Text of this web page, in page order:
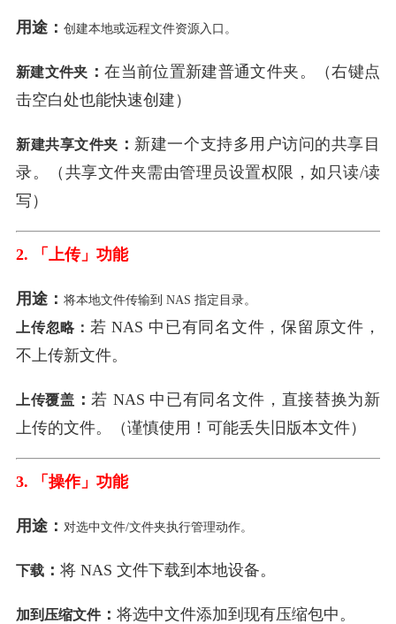
用途： 创建本地或远程文件资源入口。
新建文件夹 ：在当前位置新建普通文件夹。（右键点
击空白处也能快速创建）
新建共享文件夹 ： 新建一个支持多用户访问的共享目
录。（共享文件夹需由管理员设置权限，如只读/读
写）
2. 「上传」功能
用途： 将本地文件传输到 NAS 指定目录。
上传忽略 ： 若 NAS 中已有同名文件，保留原文件，
不上传新文件。
上传覆盖 ：若 NAS 中已有同名文件，直接替换为新
上传的文件。（谨慎使用！可能丢失旧版本文件）
3. 「操作」功能
用途： 对选中文件/文件夹执行管理动作。
下载 ： 将 NAS 文件下载到本地设备。
加到压缩文件： 将选中文件添加到现有压缩包中。